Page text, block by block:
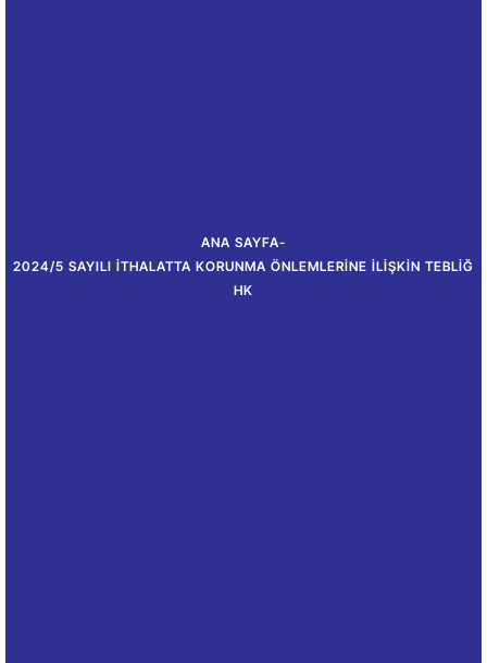
ANA SAYFA-
2024/5 SAYILI İTHALATTA KORUNMA ÖNLEMLERINE İLIŞKIN TEBLIĞ
HK